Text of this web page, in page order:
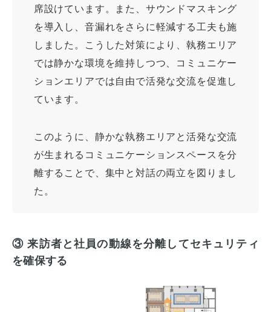
席設けています。また、サウンドマスキング
を導入し、音漏れをさらに軽減する工夫も施
しました。こうした対策により、執務エリア
では静かな環境を維持しつつ、コミュニケー
ションエリアでは自由で活発な交流を促進し
ています。
このように、静かな執務エリアと活発な交流
が生まれるコミュニケーションスペースを分
離することで、集中と対話の両立を図りまし
た。
③ 来訪者と社員の動線を分離してセキュリティ
を確保する